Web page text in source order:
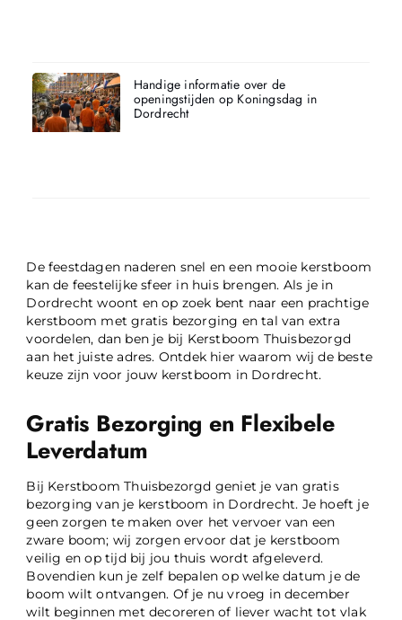
De feestdagen naderen snel en een mooie kerstboom
kan de feestelijke sfeer in huis brengen. Als je in
Dordrecht woont en op zoek bent naar een prachtige
kerstboom met gratis bezorging en tal van extra
voordelen, dan ben je bij Kerstboom Thuisbezorgd
aan het juiste adres. Ontdek hier waarom wij de beste
keuze zijn voor jouw kerstboom in Dordrecht.
Gratis Bezorging en Flexibele
Leverdatum
Bij Kerstboom Thuisbezorgd geniet je van gratis
bezorging van je kerstboom in Dordrecht. Je hoeft je
geen zorgen te maken over het vervoer van een
zware boom; wij zorgen ervoor dat je kerstboom
veilig en op tijd bij jou thuis wordt afgeleverd.
Bovendien kun je zelf bepalen op welke datum je de
boom wilt ontvangen. Of je nu vroeg in december
wilt beginnen met decoreren of liever wacht tot vlak
Handige informatie over de
openingstijden op Koningsdag in
Dordrecht